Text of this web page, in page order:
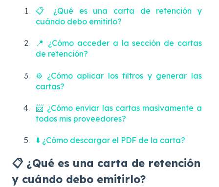
📋 ¿Qué es una carta de retención y
cuándo debo emitirlo?
📍 ¿Cómo acceder a la sección de cartas
de retención?
⚙️ ¿Cómo aplicar los filtros y generar las
cartas?
📨 ¿Cómo enviar las cartas masivamente a
todos mis proveedores?
⬇️ ¿Cómo descargar el PDF de la carta?
📋 ¿Qué es una carta de retención
y cuándo debo emitirlo?